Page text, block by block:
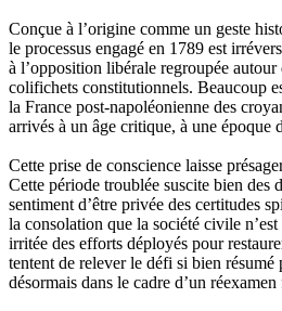
Conçue à l’origine comme un geste
le processus engagé en 1789 est
à l’opposition libérale regroupée
colifichets constitutionnels. Beaucoup
la France post-napoléonienne des
arrivés à un âge critique, à une époque
Cette prise de conscience laisse
Cette période troublée suscite bien des
sentiment d’être privée des certitudes
la consolation que la société civile
irritée des efforts déployés pour
tentent de relever le défi si bien
désormais dans le cadre d’un